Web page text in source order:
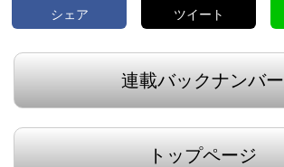
シェア ツイート
連載バックナンバー
トップページ